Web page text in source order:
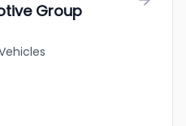
Group